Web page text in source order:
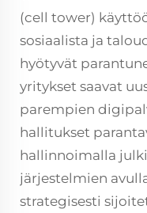
(cell tower)
sosiaalista ja
hyötyvät
yritykset saavat
parempien
hallitukset
hallinnoimalla
järjestelmien
strategisesti